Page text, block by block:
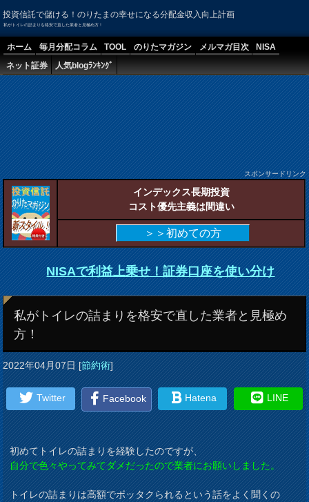
投資信託で儲ける！のりたまの幸せになる分配金収入向上計画
私がトイレの詰まりを格安で直した業者と見極め方！
ホーム 毎月分配コラム TOOL のりたマガジン メルマガ目次
NISA
ネット証券
人気blogﾗﾝｷﾝｸﾞ
スポンサードリンク
インデックス長期投資
コスト優先主義は間違い
＞＞初めての方
NISAで利益上乗せ！証券口座を使い分け
私がトイレの詰まりを格安で直した業者と見極め
方！
2022年04月07日[節約術]
Twitter Facebook Hatena LINE
初めてトイレの詰まりを経験したのですが、
自分で色々やってみてダメだったので業者にお願いしました。
トイレの詰まりは高額でボッタクられるという話をよく聞くの